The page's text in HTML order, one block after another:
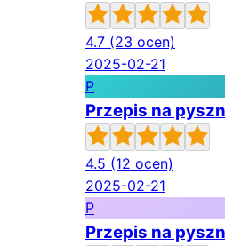
4.7 (23 ocen)
2025-02-21
P
Przepis na
4.5 (12 ocen)
2025-02-21
P
Przepis na